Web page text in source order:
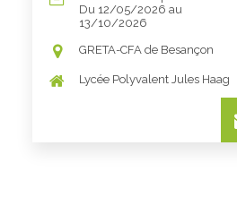
Du 12/05/2026 au
13/10/2026
GRETA-CFA de Besançon
Lycée Polyvalent Jules Haag